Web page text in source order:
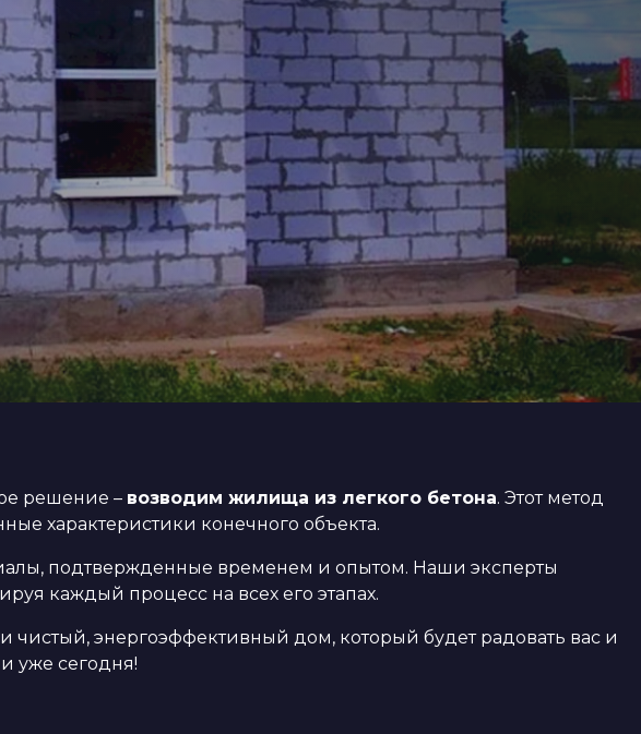
решение – возводим жилища из легкого бетона. Этот метод
характеристики конечного объекта.
подтвержденные временем и опытом. Наши эксперты
каждый процесс на всех его этапах.
чистый, энергоэффективный дом, который будет радовать вас и
уже сегодня!